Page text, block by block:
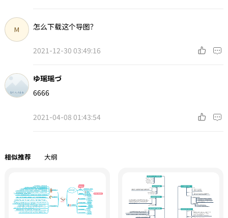
M 怎么下载这个导图？
2021-12-30 03:49:16
ゆ瑶瑶づ
6666
2021-04-08 01:43:54
相似推荐 大纲